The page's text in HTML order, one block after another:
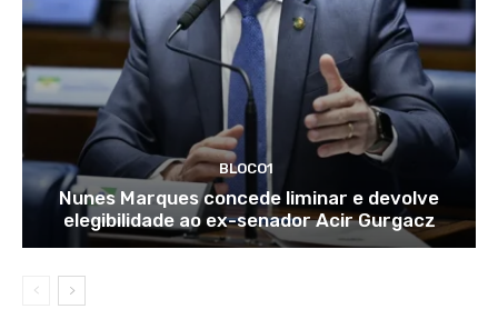
BLOCO1
Nunes Marques concede liminar e devolve
elegibilidade ao ex-senador Acir Gurgacz